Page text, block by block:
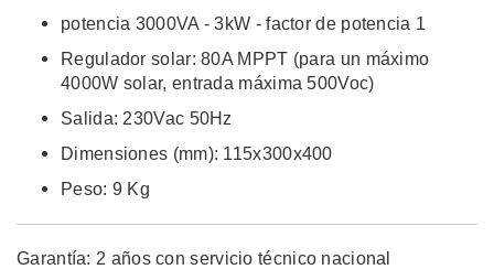
potencia 3000VA - 3kW - factor de potencia 1
Regulador solar: 80A MPPT (para un máximo
4000W solar, entrada máxima 500Voc)
Salida: 230Vac 50Hz
Dimensiones (mm): 115x300x400
Peso: 9 Kg
Garantía: 2 años con servicio técnico nacional